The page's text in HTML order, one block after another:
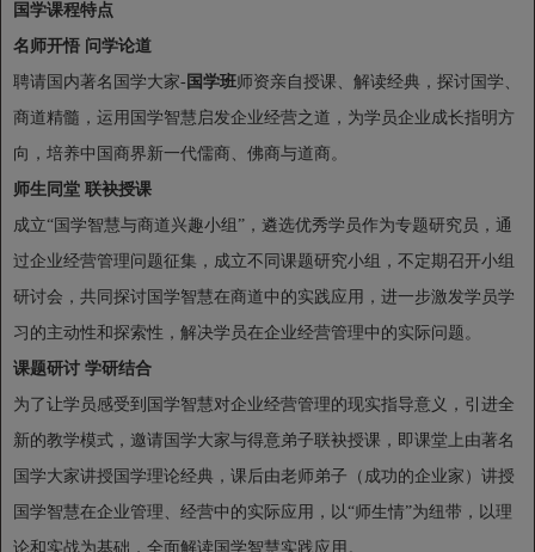
国学课程特点
名师开悟 问学论道
聘请国内著名国学大家- 国学班师资亲自授课、解读经典，探讨国学、
商道精髓，运用国学智慧启发企业经营之道，为学员企业成长指明方
向，培养中国商界新一代儒商、佛商与道商。
师生同堂 联袂授课
成立“国学智慧与商道兴趣小组”，遴选优秀学员作为专题研究员，通
过企业经营管理问题征集，成立不同课题研究小组，不定期召开小组
研讨会，共同探讨国学智慧在商道中的实践应用，进一步激发学员学
习的主动性和探索性，解决学员在企业经营管理中的实际问题。
课题研讨 学研结合
为了让学员感受到国学智慧对企业经营管理的现实指导意义，引进全
新的教学模式，邀请国学大家与得意弟子联袂授课，即课堂上由著名
国学大家讲授国学理论经典，课后由老师弟子（成功的企业家）讲授
国学智慧在企业管理、经营中的实际应用，以“师生情”为纽带，以理
论和实战为基础，全面解读国学智慧实践应用。